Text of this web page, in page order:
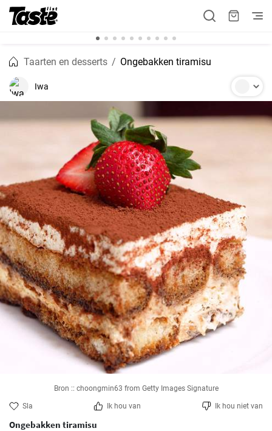
Taarten en desserts Ongebakken tiramisu
Iwa
Bron :: choongmin63 from Getty Images Signature
Sla Ik hou van Ik hou niet van
Ongebakken tiramisu